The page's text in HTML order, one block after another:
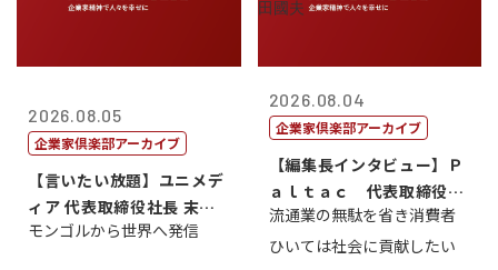
2026.08.05
企業家倶楽部アーカイブ
【言いたい放題】ユニメデ
ィア 代表取締役社長 末田
真
モンゴルから世界へ発信
2026.08.04
企業家倶楽部アーカイブ
【編集長インタビュー】Ｐ
ａｌｔａｃ 代表取締役会
長三木田國夫
流通業の無駄を省き消費者
ひいては社会に貢献したい